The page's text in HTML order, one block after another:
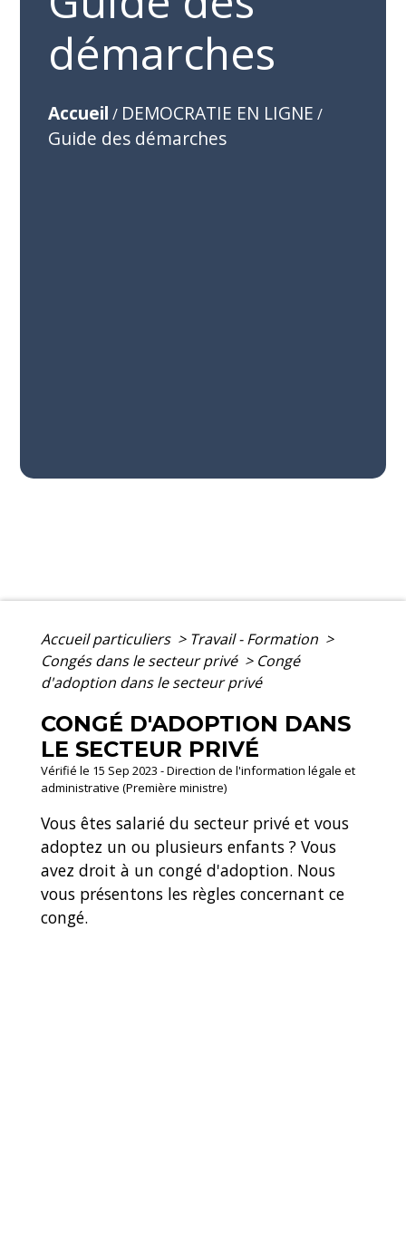
démarches
Accueil / DEMOCRATIE EN LIGNE /
Guide des démarches
Accueil particuliers > Travail - Formation >
Congés dans le secteur privé > Congé
d'adoption dans le secteur privé
CONGÉ D'ADOPTION DANS
LE SECTEUR PRIVÉ
Vérifié le 15 Sep 2023 - Direction de l'information légale et
administrative (Première ministre)
Vous êtes salarié du secteur privé et vous
adoptez un ou plusieurs enfants ? Vous
avez droit à un congé d'adoption. Nous
vous présentons les règles concernant ce
congé.